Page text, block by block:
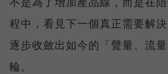
程中，看見下一個真正需要解
逐步收斂出如今的「聲量、流
輪。